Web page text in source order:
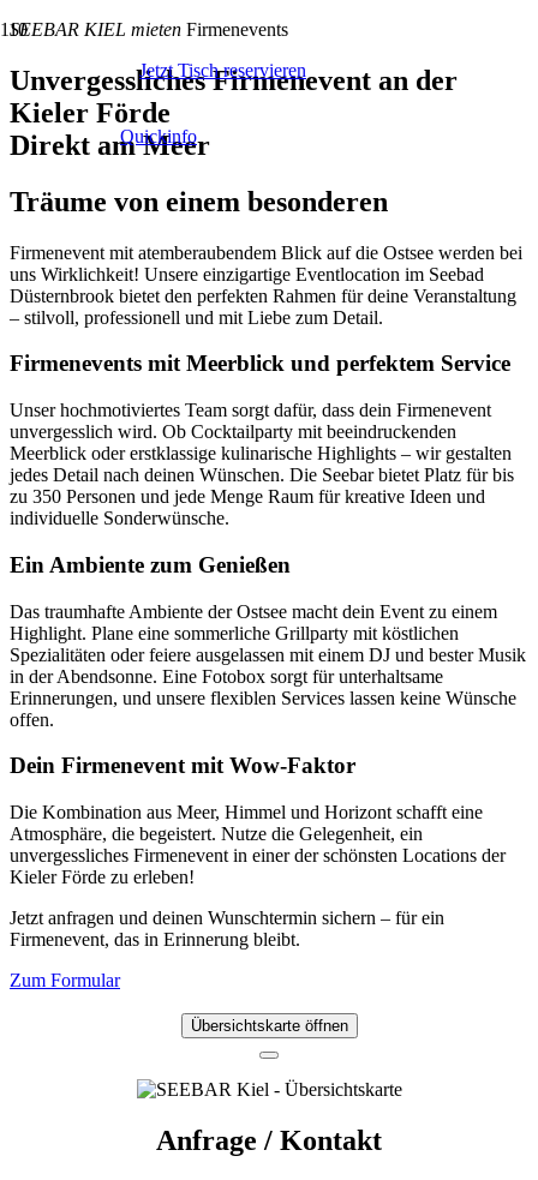
Jetzt Tisch reservieren
Quickinfo
SEEBAR KIEL mieten Firmenevents
Unvergessliches Firmenevent an der
Kieler Förde
Direkt am Meer
Träume von einem besonderen
Firmenevent mit atemberaubendem Blick auf die Ostsee werden bei
uns Wirklichkeit! Unsere einzigartige Eventlocation im Seebad
Düsternbrook bietet den perfekten Rahmen für deine Veranstaltung
– stilvoll, professionell und mit Liebe zum Detail.
Firmenevents mit Meerblick und perfektem Service
Unser hochmotiviertes Team sorgt dafür, dass dein Firmenevent
unvergesslich wird. Ob Cocktailparty mit beeindruckenden
Meerblick oder erstklassige kulinarische Highlights – wir gestalten
jedes Detail nach deinen Wünschen. Die Seebar bietet Platz für bis
zu 350 Personen und jede Menge Raum für kreative Ideen und
individuelle Sonderwünsche.
Ein Ambiente zum Genießen
Das traumhafte Ambiente der Ostsee macht dein Event zu einem
Highlight. Plane eine sommerliche Grillparty mit köstlichen
Spezialitäten oder feiere ausgelassen mit einem DJ und bester Musik
in der Abendsonne. Eine Fotobox sorgt für unterhaltsame
Erinnerungen, und unsere flexiblen Services lassen keine Wünsche
offen.
Dein Firmenevent mit Wow-Faktor
Die Kombination aus Meer, Himmel und Horizont schafft eine
Atmosphäre, die begeistert. Nutze die Gelegenheit, ein
unvergessliches Firmenevent in einer der schönsten Locations der
Kieler Förde zu erleben!
Jetzt anfragen und deinen Wunschtermin sichern – für ein
Firmenevent, das in Erinnerung bleibt.
Zum Formular
Übersichtskarte öffnen
Anfrage / Kontakt